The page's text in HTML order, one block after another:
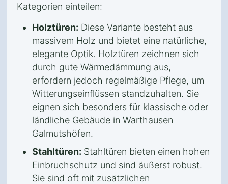
Kategorien einteilen:
Holztüren: Diese Variante besteht aus
massivem Holz und bietet eine natürliche,
elegante Optik. Holztüren zeichnen sich
durch gute Wärmedämmung aus,
erfordern jedoch regelmäßige Pflege, um
Witterungseinflüssen standzuhalten. Sie
eignen sich besonders für klassische oder
ländliche Gebäude in Warthausen
Galmutshöfen.
Stahltüren: Stahltüren bieten einen hohen
Einbruchschutz und sind äußerst robust.
Sie sind oft mit zusätzlichen